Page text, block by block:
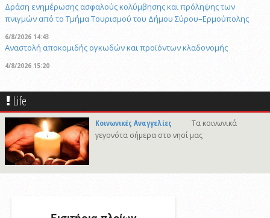
Δράση ενημέρωσης ασφαλούς κολύμβησης και πρόληψης των
πνιγμών από το Τμήμα Τουρισμού του Δήμου Σύρου–Ερμούπολης
6/8/2026 14:43
Αναστολή αποκομιδής ογκωδών και προϊόντων κλαδονομής
4/8/2026 15:20
δημοσιεύθηκε 3 ώρες πριν
Πρόταση για ονοματοδοσία του κεντρικού παραλιακού δρόμου Λωτού
- Κινίου σε οδό "ΦΩΤΙΟΥ Δ. ΞΑΓΟΡΑΡΗ"
δημοσιεύθηκε 3 ώρες πριν
Το Μικροβιολογικό ιατρείο του Αντωνίου Τσιαμπούρη θα είναι
Life
Κοινωνικές Αναγγελίες
Τα κοινωνικά
γεγονότα σήμερα στο νησί μας